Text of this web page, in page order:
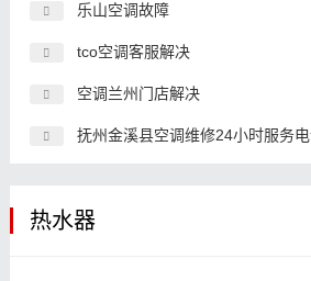
乐山空调故障
tco空调客服解决
空调兰州门店解决
抚州金溪县空调维修24小时服务
热水器